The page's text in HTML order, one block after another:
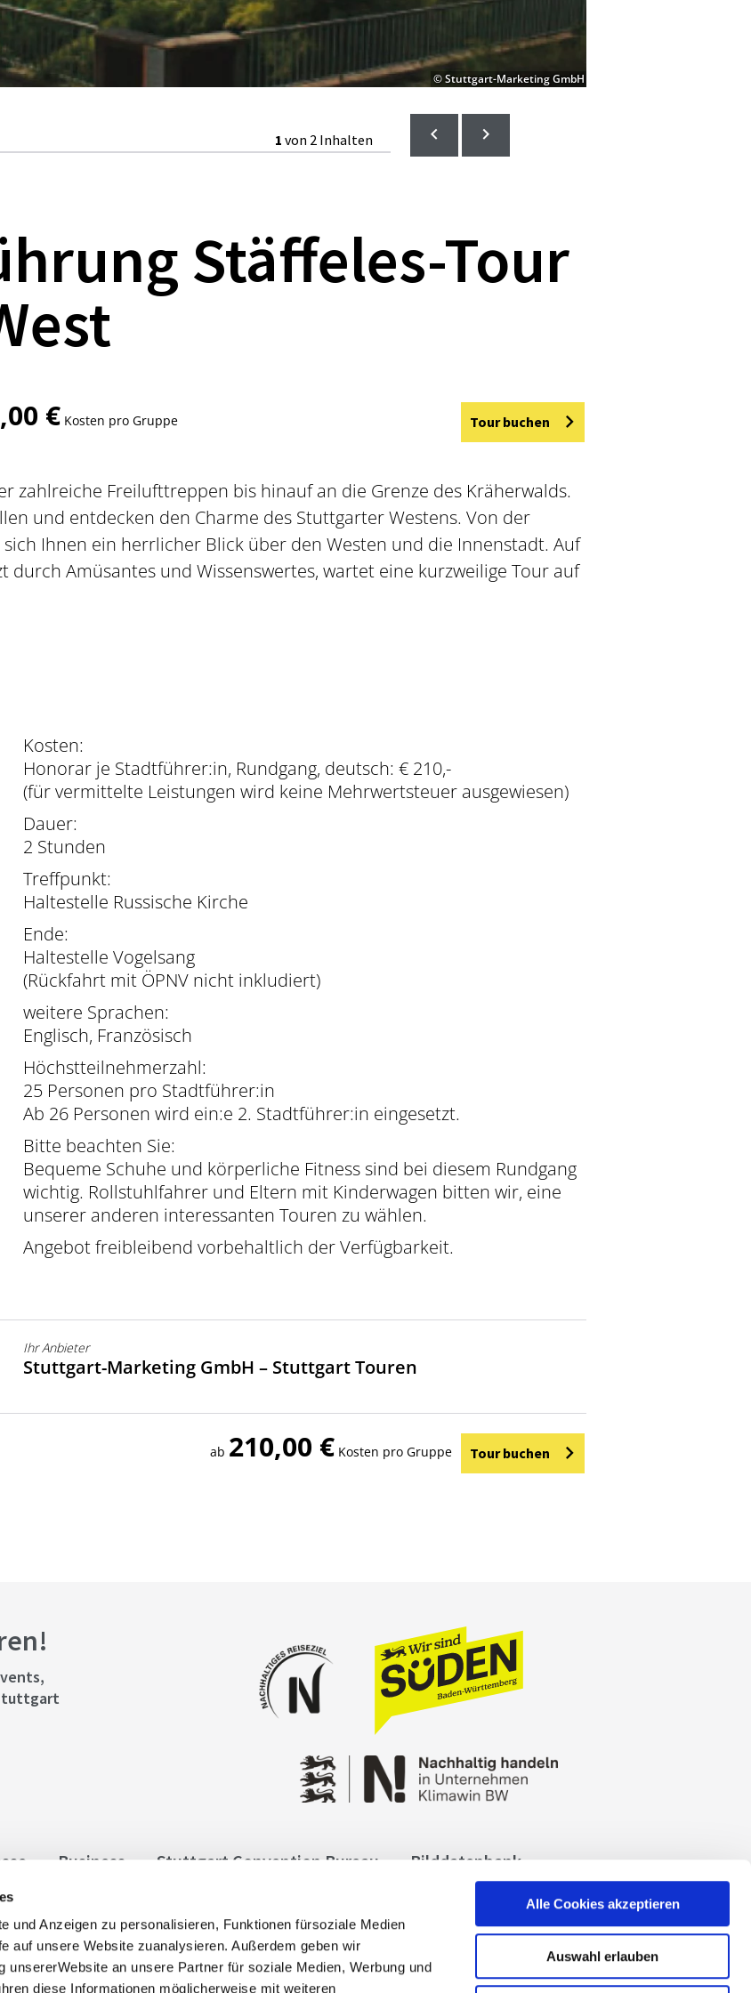
und Anzeigen zu personalisieren, Funktionen fürsoziale Medien
auf unsere Website zuanalysieren. Außerdem geben wir
unsererWebsite an unsere Partner für soziale Medien, Werbung und
diese Informationen möglicherweise mit weiteren
Alle Cookies akzeptieren
Auswahl erlauben
© Stuttgart-Marketing GmbH
1 von 2 Inhalten
Stäffeles-Tour
€ Kosten pro Gruppe Tour buchen
zahlreiche Freilufttreppen bis hinauf an die Grenze des Kräherwalds.
und entdecken den Charme des Stuttgarter Westens. Von der
Ihnen ein herrlicher Blick über den Westen und die Innenstadt. Auf
durch Amüsantes und Wissenswertes, wartet eine kurzweilige Tour auf
Kosten:
Honorar je Stadtführer:in, Rundgang, deutsch: € 210,-
(für vermittelte Leistungen wird keine Mehrwertsteuer ausgewiesen)
Dauer:
2 Stunden
Treffpunkt:
Haltestelle Russische Kirche
Ende:
Haltestelle Vogelsang
(Rückfahrt mit ÖPNV nicht inkludiert)
weitere Sprachen:
Englisch, Französisch
Höchstteilnehmerzahl:
25 Personen pro Stadtführer:in
Ab 26 Personen wird ein:e 2. Stadtführer:in eingesetzt.
Bitte beachten Sie:
Bequeme Schuhe und körperliche Fitness sind bei diesem Rundgang
wichtig. Rollstuhlfahrer und Eltern mit Kinderwagen bitten wir, eine
unserer anderen interessanten Touren zu wählen.
Angebot freibleibend vorbehaltlich der Verfügbarkeit.
Ihr Anbieter
Stuttgart-Marketing GmbH – Stuttgart Touren
ab 210,00 € Kosten pro Gruppe Tour buchen
Business Stuttgart Convention Bureau
Bilddatenbank